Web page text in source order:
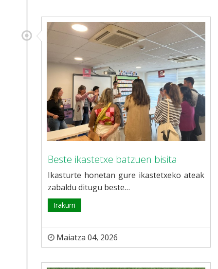
Beste ikastetxe batzuen bisita
Ikasturte honetan gure ikastetxeko ateak
zabaldu ditugu beste…
Irakurri
Maiatza 04, 2026